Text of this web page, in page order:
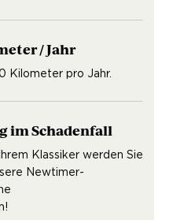
/ Jahr
Kilometer pro Jahr.
im Schadenfall
Klassiker werden Sie
Newtimer-